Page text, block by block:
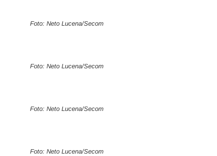
Foto: Neto Lucena/Secom
Foto: Neto Lucena/Secom
Foto: Neto Lucena/Secom
Foto: Neto Lucena/Secom